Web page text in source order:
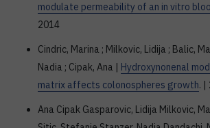
modulate permeability of an in vitro
2014
Cindric, Marina ; Milkovic, Lidija ; Balic,
Nadia ; Cipak, Ana | Hydroxynonenal
matrix affects colonospheres growth. |
Ana Cipak Gasparovic, Lidija Milkovic,